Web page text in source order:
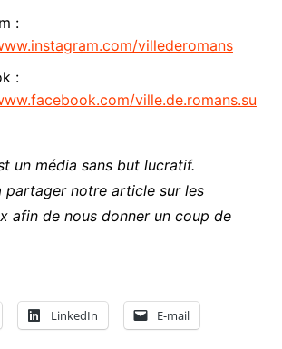
:
villederomans
:
ville.de.romans.su
un média sans but lucratif.
partager notre article sur les
afin de nous donner un coup de
LinkedIn E-mail